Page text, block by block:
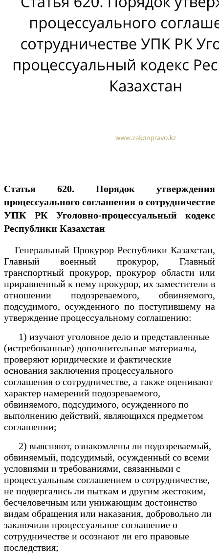
Статья 620. Порядок утверждения
процессуального соглашения о сотрудничестве
УПК РК Уголовно-процессуальный кодекс
Республики Казахстан
Генеральный Прокурор Республики Казахстан,
Главный военный прокурор, Главный
транспортный прокурор, прокурор области или
приравненный к нему прокурор, их заместители в
отношении подозреваемого, обвиняемого,
подсудимого, осужденного по поступившему на
утверждение процессуальному соглашению:
1) изучают уголовное дело и представленные
(истребованные) дополнительные материалы,
проверяют юридические и фактические
основания заключения процессуального
соглашения о сотрудничестве, а также оценивают
характер намерений подозреваемого,
обвиняемого, подсудимого, осужденного по
выполнению действий, являющихся предметом
соглашении;
2) выясняют, ознакомлены ли подозреваемый,
обвиняемый, подсудимый, осужденный со всеми
условиями и требованиями, связанными с
процессуальным соглашением о сотрудничестве,
не подвергались ли пыткам и другим жестоким,
бесчеловечным или унижающим достоинство
видам обращения или наказания, добровольно ли
заключили процессуальное соглашение о
сотрудничестве и осознают ли его правовые
последствия;